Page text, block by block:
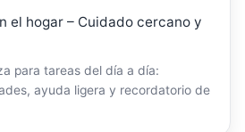
el hogar – Cuidado cercano y
para tareas del día a día:
ayuda ligera y recordatorio de